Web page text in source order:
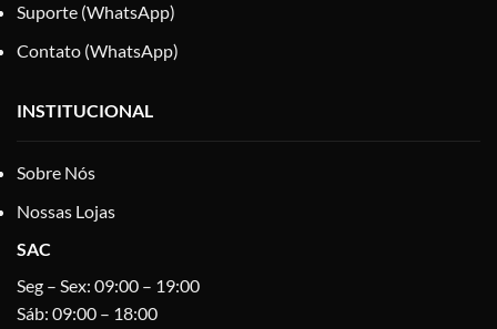
Suporte (WhatsApp)
Contato (WhatsApp)
INSTITUCIONAL
Sobre Nós
Nossas Lojas
SAC
Seg – Sex: 09:00 – 19:00
Sáb: 09:00 – 18:00